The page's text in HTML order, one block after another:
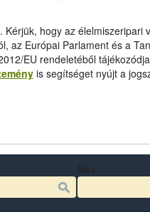
hogy az élelmiszeripari
az Európai Parlament és a
EU rendeletéből
is segítséget nyújt a